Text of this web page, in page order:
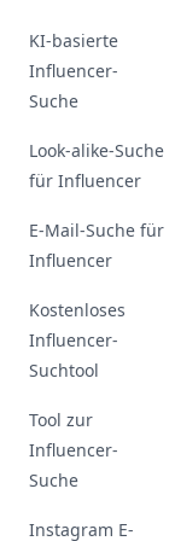
KI-basierte
Influencer-
Suche
Look-alike-Suche
für Influencer
E-Mail-Suche für
Influencer
Kostenloses
Influencer-
Suchtool
Tool zur
Influencer-
Suche
Instagram E-